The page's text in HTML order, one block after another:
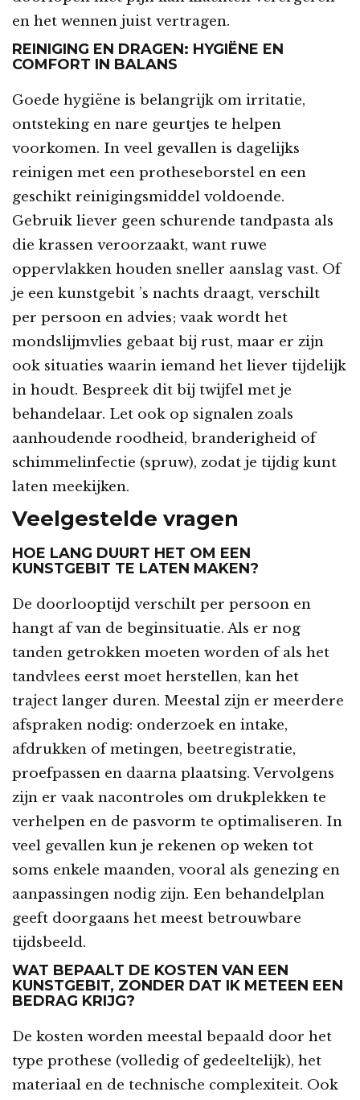
en het wennen juist vertragen.
REINIGING EN DRAGEN: HYGIËNE EN
COMFORT IN BALANS
Goede hygiëne is belangrijk om irritatie,
ontsteking en nare geurtjes te helpen
voorkomen. In veel gevallen is dagelijks
reinigen met een protheseborstel en een
geschikt reinigingsmiddel voldoende.
Gebruik liever geen schurende tandpasta als
die krassen veroorzaakt, want ruwe
oppervlakken houden sneller aanslag vast. Of
je een kunstgebit ’s nachts draagt, verschilt
per persoon en advies; vaak wordt het
mondslijmvlies gebaat bij rust, maar er zijn
ook situaties waarin iemand het liever tijdelijk
in houdt. Bespreek dit bij twijfel met je
behandelaar. Let ook op signalen zoals
aanhoudende roodheid, branderigheid of
schimmelinfectie (spruw), zodat je tijdig kunt
laten meekijken.
Veelgestelde vragen
HOE LANG DUURT HET OM EEN
KUNSTGEBIT TE LATEN MAKEN?
De doorlooptijd verschilt per persoon en
hangt af van de beginsituatie. Als er nog
tanden getrokken moeten worden of als het
tandvlees eerst moet herstellen, kan het
traject langer duren. Meestal zijn er meerdere
afspraken nodig: onderzoek en intake,
afdrukken of metingen, beetregistratie,
proefpassen en daarna plaatsing. Vervolgens
zijn er vaak nacontroles om drukplekken te
verhelpen en de pasvorm te optimaliseren. In
veel gevallen kun je rekenen op weken tot
soms enkele maanden, vooral als genezing en
aanpassingen nodig zijn. Een behandelplan
geeft doorgaans het meest betrouwbare
tijdsbeeld.
WAT BEPAALT DE KOSTEN VAN EEN
KUNSTGEBIT, ZONDER DAT IK METEEN EEN
BEDRAG KRIJG?
De kosten worden meestal bepaald door het
type prothese (volledig of gedeeltelijk), het
materiaal en de technische complexiteit. Ook